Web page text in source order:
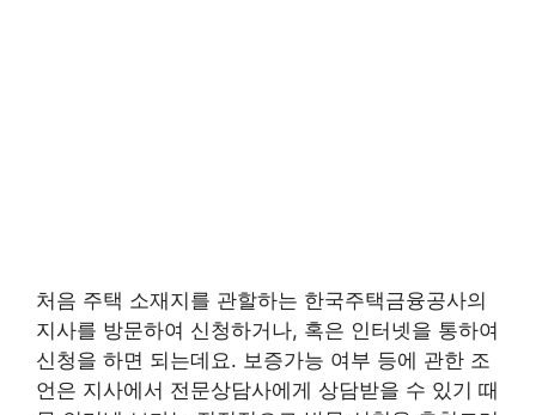
처음 주택 소재지를 관할하는 한국주택금융공사의
지사를 방문하여 신청하거나, 혹은 인터넷을 통하여
신청을 하면 되는데요. 보증가능 여부 등에 관한 조
언은 지사에서 전문상담사에게 상담받을 수 있기 때